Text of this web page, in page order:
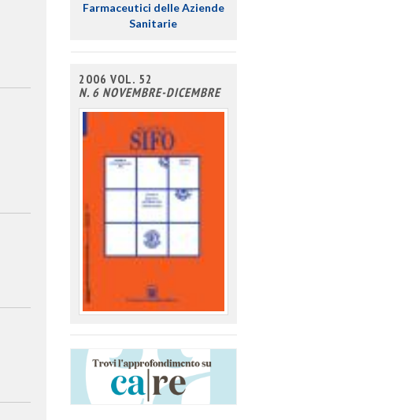
Farmaceutici delle Aziende
Sanitarie
2006 VOL. 52
N. 6 NOVEMBRE-DICEMBRE